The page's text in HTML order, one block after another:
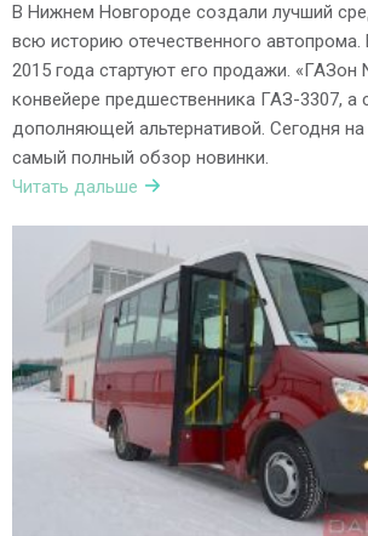
В Нижнем Новгороде создали лучший
всю историю отечественного
2015 года стартуют его продажи. «ГАЗон
конвейере предшественника ГАЗ-3307, а
дополняющей альтернативой. Сегодня на
самый полный обзор новинки.
Читать дальше